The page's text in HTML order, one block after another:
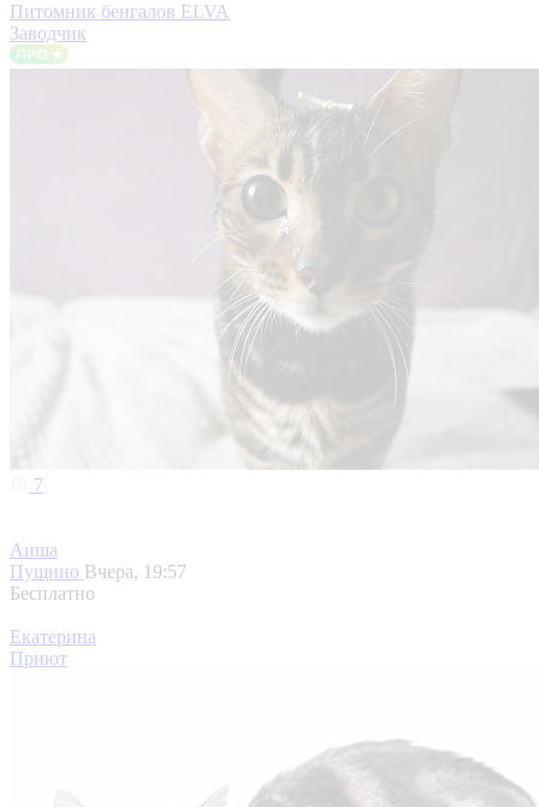
Питомник бенгалов ELVA
Заводчик
7
Аиша
Пущино Вчера, 19:57
Бесплатно
Екатерина
Приют